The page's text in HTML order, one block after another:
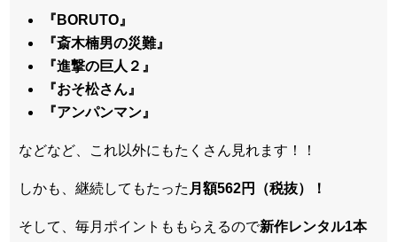
『BORUTO』
『斎木楠男の災難』
『進撃の巨人２』
『おそ松さん』
『アンパンマン』
などなど、これ以外にもたくさん見れます！！
しかも、継続してもたった 月額562円（税抜）！
そして、毎月ポイントももらえるので新作レンタル1本